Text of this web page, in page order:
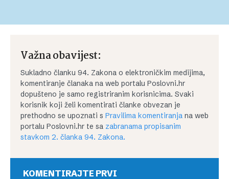
Važna obavijest:
Sukladno članku 94. Zakona o elektroničkim medijima,
komentiranje članaka na web portalu Poslovni.hr
dopušteno je samo registriranim korisnicima. Svaki
korisnik koji želi komentirati članke obvezan je
prethodno se upoznati s Pravilima komentiranja na web
portalu Poslovni.hr te sa zabranama propisanim
stavkom 2. članka 94. Zakona.
KOMENTIRAJTE PRVI